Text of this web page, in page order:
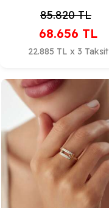
85.820TL
68.656 TL
22.885 TL x 3 Taksit